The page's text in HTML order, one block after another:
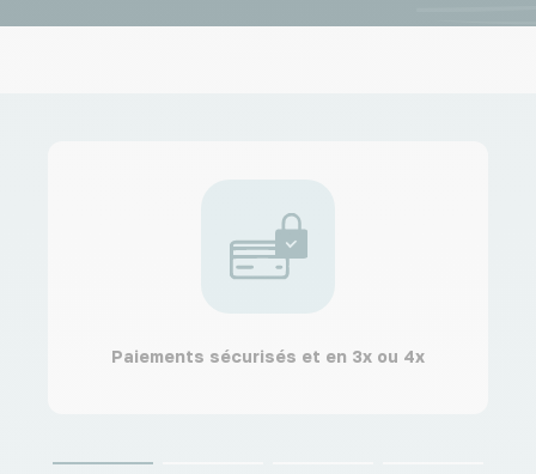
Paiements sécurisés et en 3x ou 4x